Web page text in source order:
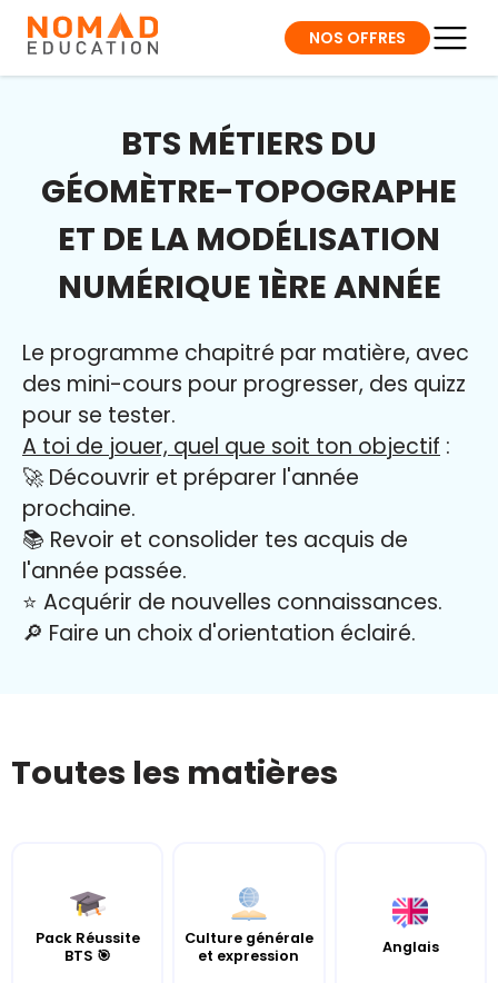
NOS OFFRES
BTS MÉTIERS DU
GÉOMÈTRE-TOPOGRAPHE
ET DE LA MODÉLISATION
NUMÉRIQUE 1ÈRE ANNÉE
Le programme chapitré par matière, avec
des mini-cours pour progresser, des quizz
pour se tester.
A toi de jouer, quel que soit ton objectif :
🚀 Découvrir et préparer l'année
prochaine.
📚 Revoir et consolider tes acquis de
l'année passée.
⭐️ Acquérir de nouvelles connaissances.
🔎 Faire un choix d'orientation éclairé.
Toutes les matières
Pack Réussite
BTS 🎯
Culture générale
et expression
Anglais